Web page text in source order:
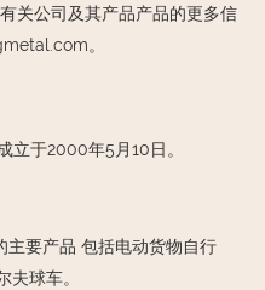
关公司及其产品产品的更多信
。
立于2000年5月10日。
主要产品 包括电动货物自行
夫球车。